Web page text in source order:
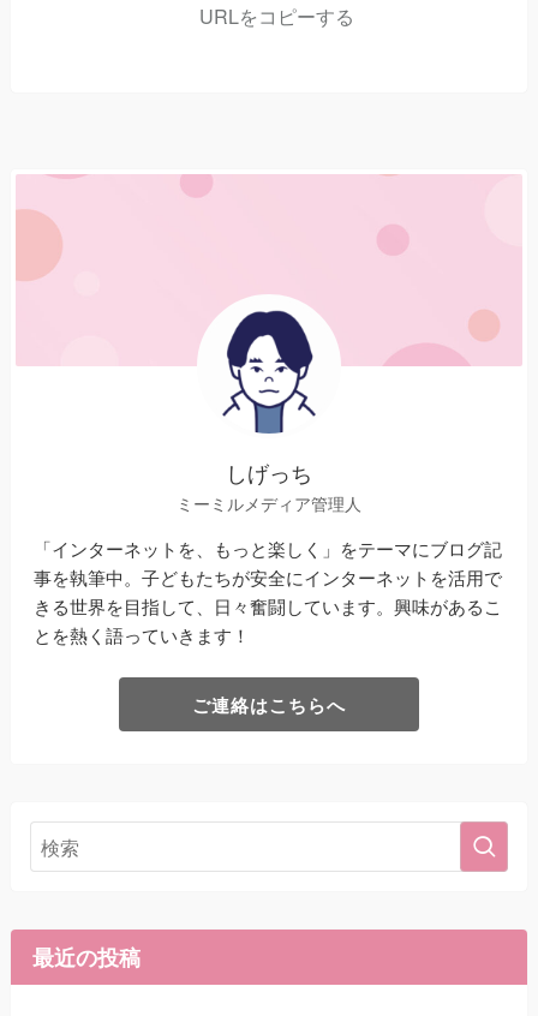
URLをコピーする
しげっち
ミーミルメディア管理人
「インターネットを、もっと楽しく」をテーマにブログ記
事を執筆中。子どもたちが安全にインターネットを活用で
きる世界を目指して、日々奮闘しています。興味があるこ
とを熱く語っていきます！
ご連絡はこちらへ
最近の投稿